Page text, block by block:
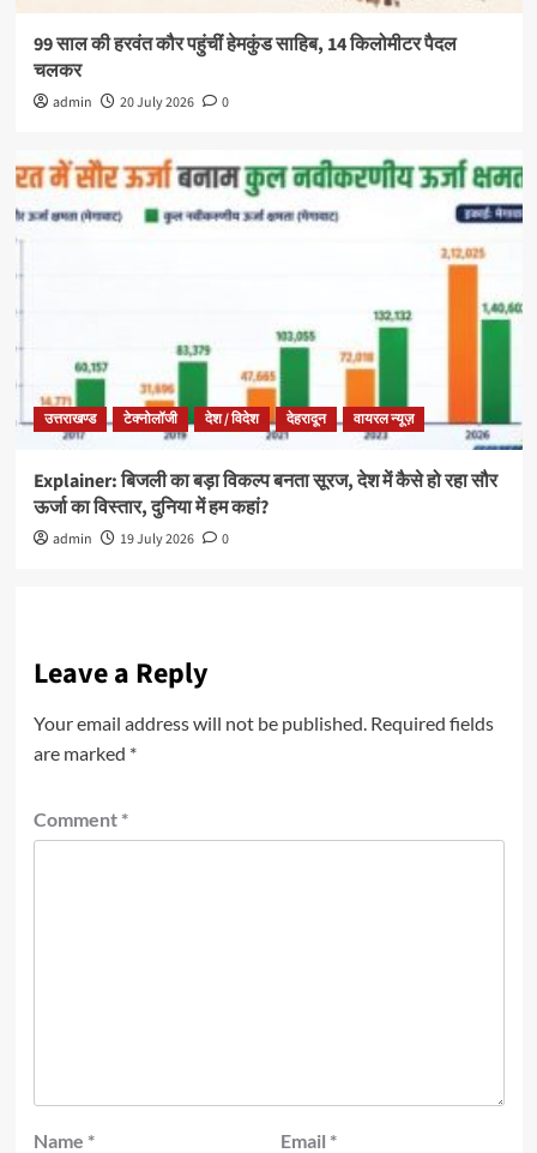
99 साल की हरवंत कौर पहुंचीं हेमकुंड साहिब, 14 किलोमीटर पैदल
चलकर
admin 20 July 2026 0
उत्तराखण्ड टेक्नोलॉजी देश / विदेश देहरादून वायरल न्यूज़
Explainer: बिजली का बड़ा विकल्प बनता सूरज, देश में कैसे हो रहा सौर
ऊर्जा का विस्तार, दुनिया में हम कहां?
admin 19 July 2026 0
Leave a Reply
Your email address will not be published. Required fields
are marked *
Comment *
Name * Email *